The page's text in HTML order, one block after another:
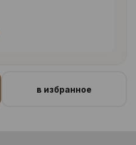
в избранное